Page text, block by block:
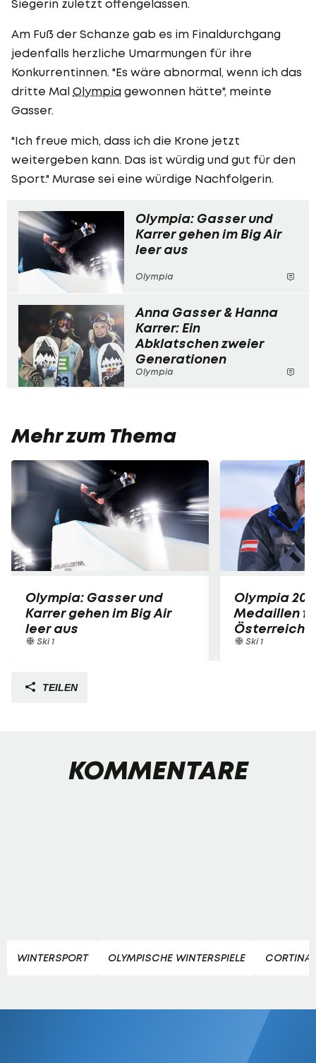
Siegerin zuletzt offengelassen.
Am Fuß der Schanze gab es im Finaldurchgang
jedenfalls herzliche Umarmungen für ihre
Konkurrentinnen. "Es wäre abnormal, wenn ich das
dritte Mal Olympia gewonnen hätte", meinte
Gasser.
"Ich freue mich, dass ich die Krone jetzt
weitergeben kann. Das ist würdig und gut für den
Sport." Murase sei eine würdige Nachfolgerin.
Olympia: Gasser und
Karrer gehen im Big Air
leer aus
Olympia
Anna Gasser & Hanna
Karrer: Ein
Abklatschen zweier
Generationen
Olympia
Mehr zum Thema
Olympia: Gasser und
Karrer gehen im Big Air
leer aus
Ski 1
Olympia
Medaillen
Österreich
Ski 1
TEILEN
KOMMENTARE
WINTERSPORT OLYMPISCHE WINTERSPIELE CORTINA